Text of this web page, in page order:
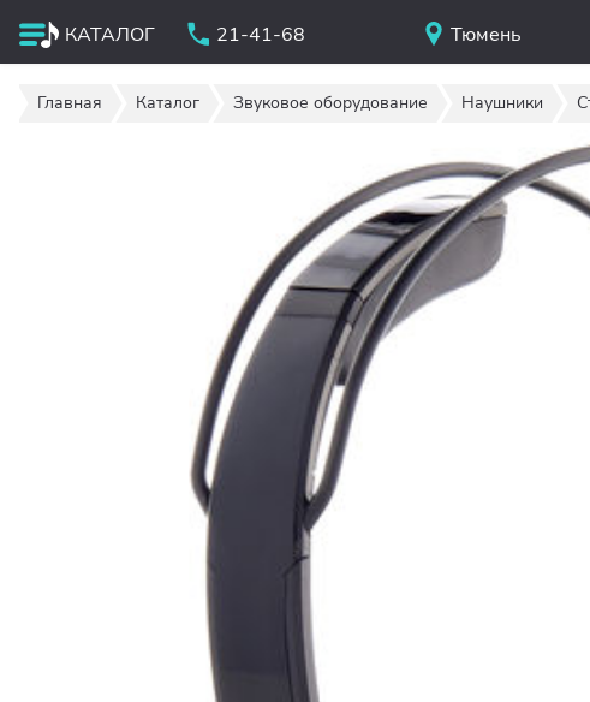
КАТАЛОГ 21-41-68 Тюмень
Главная Каталог Звуковое оборудование Наушники